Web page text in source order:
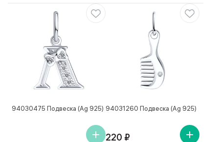
94030475 Подвеска (Ag 925) 94031260 Подвеска (Ag 925)
220 ₽